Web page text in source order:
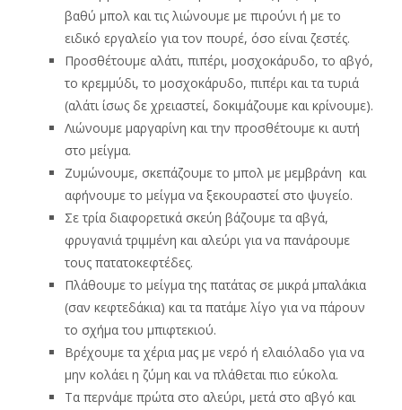
βαθύ μπολ και τις λιώνουμε με πιρούνι ή με το
ειδικό εργαλείο για τον πουρέ, όσο είναι ζεστές.
Προσθέτουμε αλάτι, πιπέρι, μοσχοκάρυδο, το αβγό,
το κρεμμύδι, το μοσχοκάρυδο, πιπέρι και τα τυριά
(αλάτι ίσως δε χρειαστεί, δοκιμάζουμε και κρίνουμε).
Λιώνουμε μαργαρίνη και την προσθέτουμε κι αυτή
στο μείγμα.
Ζυμώνουμε, σκεπάζουμε το μπολ με μεμβράνη και
αφήνουμε το μείγμα να ξεκουραστεί στο ψυγείο.
Σε τρία διαφορετικά σκεύη βάζουμε τα αβγά,
φρυγανιά τριμμένη και αλεύρι για να πανάρουμε
τους πατατοκεφτέδες.
Πλάθουμε το μείγμα της πατάτας σε μικρά μπαλάκια
(σαν κεφτεδάκια) και τα πατάμε λίγο για να πάρουν
το σχήμα του μπιφτεκιού.
Βρέχουμε τα χέρια μας με νερό ή ελαιόλαδο για να
μην κολάει η ζύμη και να πλάθεται πιο εύκολα.
Τα περνάμε πρώτα στο αλεύρι, μετά στο αβγό και